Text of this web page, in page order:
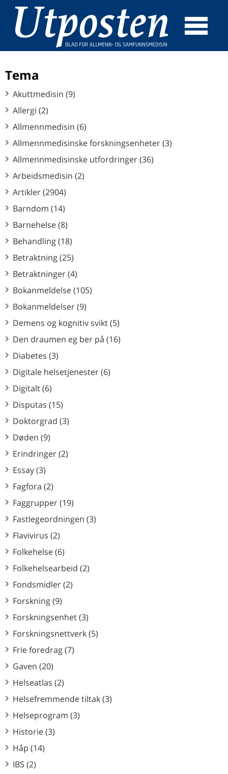
☰
Tema
Akuttmedisin (9)
Allergi (2)
Allmennmedisin (6)
Allmennmedisinske forskningsenheter (3)
Allmennmedisinske utfordringer (36)
Arbeidsmedisin (2)
Artikler (2904)
Barndom (14)
Barnehelse (8)
Behandling (18)
Betraktning (25)
Betraktninger (4)
Bokanmeldelse (105)
Bokanmeldelser (9)
Demens og kognitiv svikt (5)
Den draumen eg ber på (16)
Diabetes (3)
Digitale helsetjenester (6)
Digitalt (6)
Disputas (15)
Doktorgrad (3)
Døden (9)
Erindringer (2)
Essay (3)
Fagfora (2)
Faggrupper (19)
Fastlegeordningen (3)
Flavivirus (2)
Folkehelse (6)
Folkehelsearbeid (2)
Fondsmidler (2)
Forskning (9)
Forskningsenhet (3)
Forskningsnettverk (5)
Frie foredrag (7)
Gaven (20)
Helseatlas (2)
Helsefremmende tiltak (3)
Helseprogram (3)
Historie (3)
Håp (14)
IBS (2)